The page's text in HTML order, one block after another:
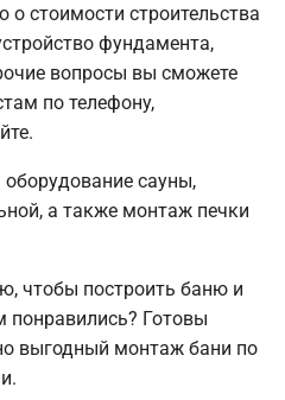
стоимости строительства
фундамента,
вопросы вы сможете
по телефону,
сауны,
а также монтаж печки
чтобы построить баню и
понравились? Готовы
выгодный монтаж бани по